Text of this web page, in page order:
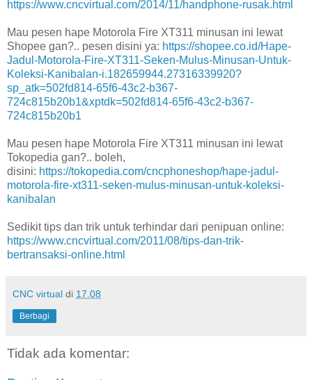
https://www.cncvirtual.com/2014/11/handphone-rusak.html
Mau pesen hape Motorola Fire XT311 minusan ini lewat
Shopee gan?.. pesen disini ya: https://shopee.co.id/Hape-
Jadul-Motorola-Fire-XT311-Seken-Mulus-Minusan-Untuk-
Koleksi-Kanibalan-i.182659944.27316339920?
sp_atk=502fd814-65f6-43c2-b367-
724c815b20b1&xptdk=502fd814-65f6-43c2-b367-
724c815b20b1
Mau pesen hape Motorola Fire XT311 minusan ini lewat
Tokopedia gan?.. boleh,
disini: https://tokopedia.com/cncphoneshop/hape-jadul-
motorola-fire-xt311-seken-mulus-minusan-untuk-koleksi-
kanibalan
Sedikit tips dan trik untuk terhindar dari penipuan online:
https://www.cncvirtual.com/2011/08/tips-dan-trik-
bertransaksi-online.html
CNC virtual di 17.08
Berbagi
Tidak ada komentar: